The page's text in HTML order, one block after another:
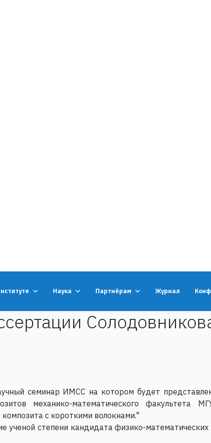
Наука Партнёрам Журнал
семинар ИМСС на котором будет
механико-математического факультета
с короткими волокнами."
ученой степени кандидата физико-